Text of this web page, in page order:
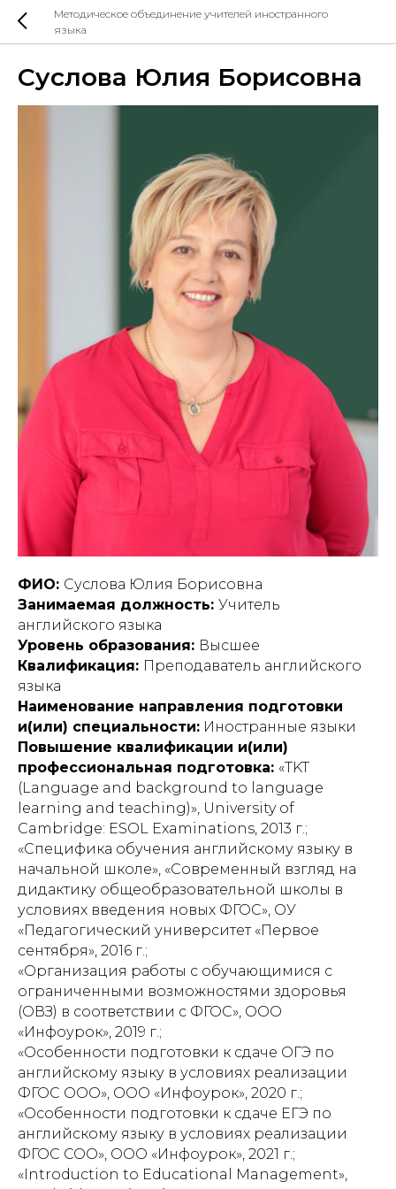
Методическое объединение учителей иностранного
языка
Суслова Юлия Борисовна
ФИО: Суслова Юлия Борисовна
Занимаемая должность: Учитель
английского языка
Уровень образования: Высшее
Квалификация: Преподаватель английского
языка
Наименование направления подготовки
и(или) специальности: Иностранные языки
Повышение квалификации и(или)
профессиональная подготовка: «TKT
(Language and background to language
learning and teaching)», University of
Cambridge: ESOL Examinations, 2013 г.;
«Специфика обучения английскому языку в
начальной школе», «Современный взгляд на
дидактику общеобразовательной школы в
условиях введения новых ФГОС», ОУ
«Педагогический университет «Первое
сентября», 2016 г.;
«Организация работы с обучающимися с
ограниченными возможностями здоровья
(ОВЗ) в соответствии с ФГОС», ООО
«Инфоурок», 2019 г.;
«Особенности подготовки к сдаче ОГЭ по
английскому языку в условиях реализации
ФГОС ООО», ООО «Инфоурок», 2020 г.;
«Особенности подготовки к сдаче ЕГЭ по
английскому языку в условиях реализации
ФГОС СОО», ООО «Инфоурок», 2021 г.;
«Introduction to Educational Management»,